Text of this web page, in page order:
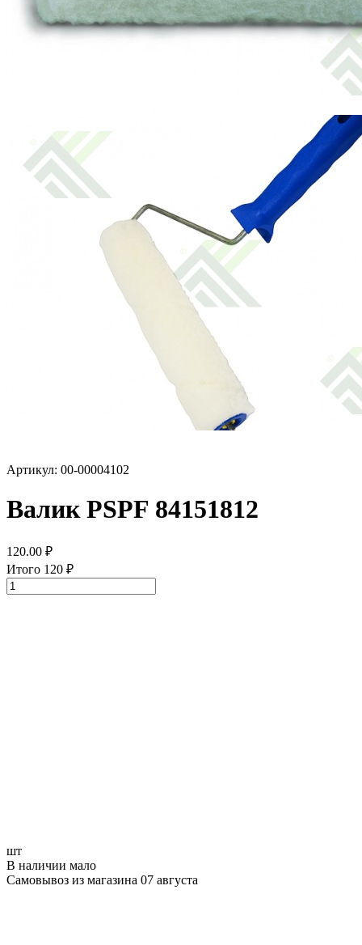
Артикул: 00-00004102
Валик PSPF 84151812
120.00 ₽
Итого 120 ₽
шт
В наличии мало
Самовывоз из магазина 07 августа